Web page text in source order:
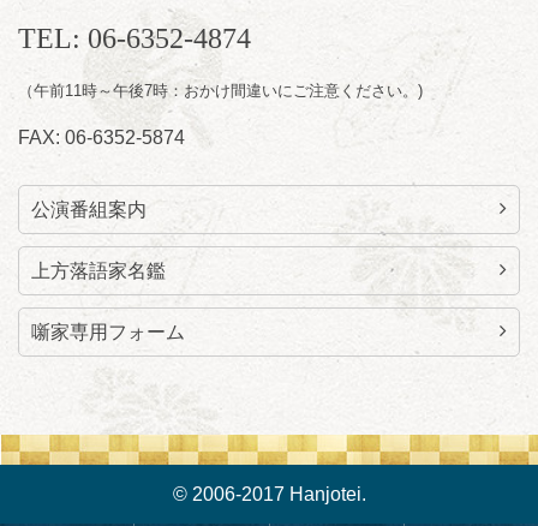
昼席：番組案内
桂九寿玉／桂弥太郎／桂かい枝※／けんたと
ももえ（音曲漫才）※／笑福亭三喬／桂米平
～仲入～桂咲之輔／林家染団治／キタノ大地
（マジック）／笑福亭松枝（※…配信はござ
★菟道亭 配信あり
TEL: 06-6352-4874
（午前11時～午後7時：おかけ間違いにご注意ください。)
FAX: 06-6352-5874
公演番組案内
上方落語家名鑑
噺家専用フォーム
© 2006-2017 Hanjotei.